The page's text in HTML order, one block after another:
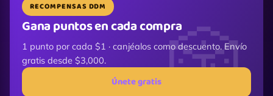
RECOMPENSAS DDM
Gana puntos en cada compra
1 punto por cada $1 · canjéalos como descuento. Envío
gratis desde $3,000.
Únete gratis